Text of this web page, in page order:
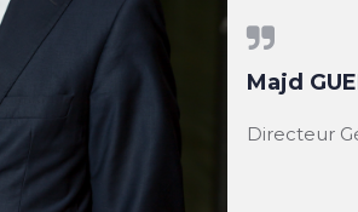
Majd
Directeur